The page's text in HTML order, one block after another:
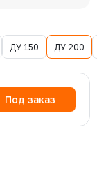
ДУ 150 ДУ 200
Под заказ